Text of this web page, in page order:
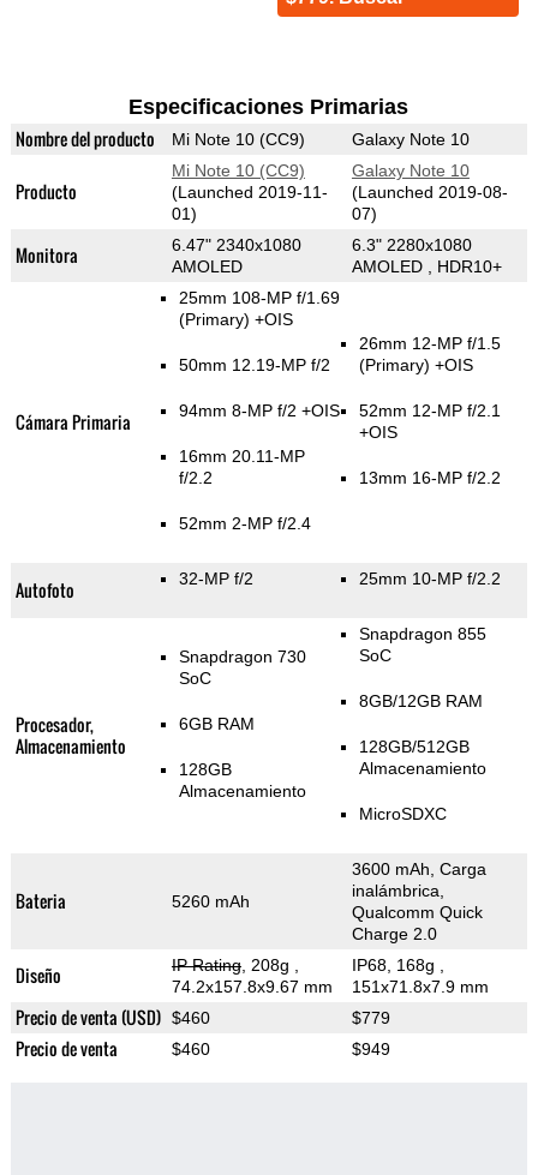
Especificaciones Primarias
Nombre del producto Mi Note 10 (CC9) Galaxy Note 10
Producto
Mi Note 10 (CC9)
(Launched 2019-11-
01)
Galaxy Note 10
(Launched 2019-08-
07)
Monitora
6.47" 2340x1080
AMOLED
6.3" 2280x1080
AMOLED , HDR10+
Cámara Primaria
25mm 108-MP f/1.69
(Primary) +OIS
50mm 12.19-MP f/2
94mm 8-MP f/2 +OIS
16mm 20.11-MP
f/2.2
52mm 2-MP f/2.4
26mm 12-MP f/1.5
(Primary) +OIS
52mm 12-MP f/2.1
+OIS
13mm 16-MP f/2.2
Autofoto 32-MP f/2 25mm 10-MP f/2.2
Procesador,
Almacenamiento
Snapdragon 730
SoC
6GB RAM
128GB
Almacenamiento
Snapdragon 855
SoC
8GB/12GB RAM
128GB/512GB
Almacenamiento
MicroSDXC
Bateria 5260 mAh
3600 mAh, Carga
inalámbrica,
Qualcomm Quick
Charge 2.0
Diseño IP Rating, 208g
74.2x157.8x9.67 mm
IP68, 168g
151x71.8x7.9 mm
Precio de venta (USD) $460 $779
Precio de venta $460 $949